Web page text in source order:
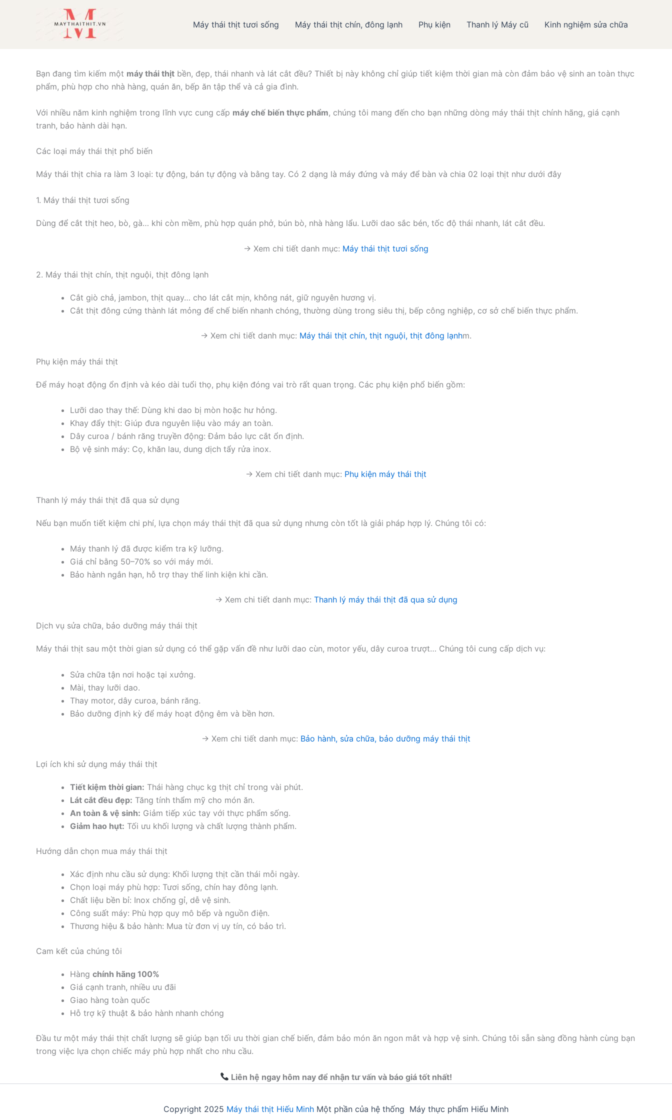
Máy thái thịt tươi sống Máy thái thịt chín, đông lạnh Phụ kiện Thanh lý Máy cũ Kinh nghiệm sửa chữa
Giới thiệu các loại Máy thái thịt và Hãng máy thực phẩm Hiếu Minh
Bạn đang tìm kiếm một máy thái thịt bền, đẹp, thái nhanh và lát cắt đều? Thiết bị này không chỉ giúp tiết kiệm thời gian mà còn đảm bảo vệ sinh an toàn thực
phẩm, phù hợp cho nhà hàng, quán ăn, bếp ăn tập thể và cả gia đình.
Với nhiều năm kinh nghiệm trong lĩnh vực cung cấp máy chế biến thực phẩm, chúng tôi mang đến cho bạn những dòng máy thái thịt chính hãng, giá cạnh
tranh, bảo hành dài hạn.
Các loại máy thái thịt phổ biến
Máy thái thịt chia ra làm 3 loại: tự động, bán tự động và bằng tay. Có 2 dạng là máy đứng và máy để bàn và chia 02 loại thịt như dưới đây
1. Máy thái thịt tươi sống
Dùng để cắt thịt heo, bò, gà… khi còn mềm, phù hợp quán phở, bún bò, nhà hàng lẩu. Lưỡi dao sắc bén, tốc độ thái nhanh, lát cắt đều.
→ Xem chi tiết danh mục: Máy thái thịt tươi sống
2. Máy thái thịt chín, thịt nguội, thịt đông lạnh
Cắt giò chả, jambon, thịt quay… cho lát cắt mịn, không nát, giữ nguyên hương vị.
Cắt thịt đông cứng thành lát mỏng để chế biến nhanh chóng, thường dùng trong siêu thị, bếp công nghiệp, cơ sở chế biến thực phẩm.
→ Xem chi tiết danh mục: Máy thái thịt chín, thịt nguội, thịt đông lạnhm.
Phụ kiện máy thái thịt
Để máy hoạt động ổn định và kéo dài tuổi thọ, phụ kiện đóng vai trò rất quan trọng. Các phụ kiện phổ biến gồm:
Lưỡi dao thay thế: Dùng khi dao bị mòn hoặc hư hỏng.
Khay đẩy thịt: Giúp đưa nguyên liệu vào máy an toàn.
Dây curoa / bánh răng truyền động: Đảm bảo lực cắt ổn định.
Bộ vệ sinh máy: Cọ, khăn lau, dung dịch tẩy rửa inox.
→ Xem chi tiết danh mục: Phụ kiện máy thái thịt
Thanh lý máy thái thịt đã qua sử dụng
Nếu bạn muốn tiết kiệm chi phí, lựa chọn máy thái thịt đã qua sử dụng nhưng còn tốt là giải pháp hợp lý. Chúng tôi có:
Máy thanh lý đã được kiểm tra kỹ lưỡng.
Giá chỉ bằng 50–70% so với máy mới.
Bảo hành ngắn hạn, hỗ trợ thay thế linh kiện khi cần.
→ Xem chi tiết danh mục: Thanh lý máy thái thịt đã qua sử dụng
Dịch vụ sửa chữa, bảo dưỡng máy thái thịt
Máy thái thịt sau một thời gian sử dụng có thể gặp vấn đề như lưỡi dao cùn, motor yếu, dây curoa trượt… Chúng tôi cung cấp dịch vụ:
Sửa chữa tận nơi hoặc tại xưởng.
Mài, thay lưỡi dao.
Thay motor, dây curoa, bánh răng.
Bảo dưỡng định kỳ để máy hoạt động êm và bền hơn.
→ Xem chi tiết danh mục: Bảo hành, sửa chữa, bảo dưỡng máy thái thịt
Lợi ích khi sử dụng máy thái thịt
Tiết kiệm thời gian: Thái hàng chục kg thịt chỉ trong vài phút.
Lát cắt đều đẹp: Tăng tính thẩm mỹ cho món ăn.
An toàn & vệ sinh: Giảm tiếp xúc tay với thực phẩm sống.
Giảm hao hụt: Tối ưu khối lượng và chất lượng thành phẩm.
Hướng dẫn chọn mua máy thái thịt
Xác định nhu cầu sử dụng: Khối lượng thịt cần thái mỗi ngày.
Chọn loại máy phù hợp: Tươi sống, chín hay đông lạnh.
Chất liệu bền bỉ: Inox chống gỉ, dễ vệ sinh.
Công suất máy: Phù hợp quy mô bếp và nguồn điện.
Thương hiệu & bảo hành: Mua từ đơn vị uy tín, có bảo trì.
Cam kết của chúng tôi
Hàng chính hãng 100%
Giá cạnh tranh, nhiều ưu đãi
Giao hàng toàn quốc
Hỗ trợ kỹ thuật & bảo hành nhanh chóng
Đầu tư một máy thái thịt chất lượng sẽ giúp bạn tối ưu thời gian chế biến, đảm bảo món ăn ngon mắt và hợp vệ sinh. Chúng tôi sẵn sàng đồng hành cùng bạn
trong việc lựa chọn chiếc máy phù hợp nhất cho nhu cầu.
Liên hệ ngay hôm nay để nhận tư vấn và báo giá tốt nhất!
Copyright 2025 Máy thái thịt Hiếu Minh Một phần của hệ thống Máy thực phẩm Hiếu Minh